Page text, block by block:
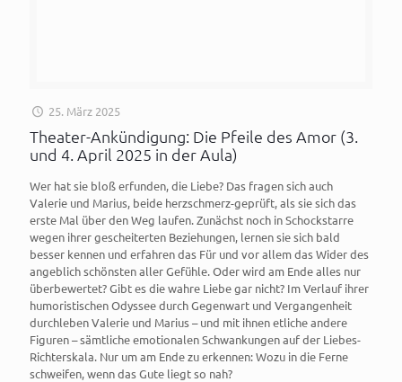
25. März 2025
Theater-Ankündigung: Die Pfeile des Amor (3.
und 4. April 2025 in der Aula)
Wer hat sie bloß erfunden, die Liebe? Das fragen sich auch
Valerie und Marius, beide herzschmerz-geprüft, als sie sich das
erste Mal über den Weg laufen. Zunächst noch in Schockstarre
wegen ihrer gescheiterten Beziehungen, lernen sie sich bald
besser kennen und erfahren das Für und vor allem das Wider des
angeblich schönsten aller Gefühle. Oder wird am Ende alles nur
überbewertet? Gibt es die wahre Liebe gar nicht? Im Verlauf ihrer
humoristischen Odyssee durch Gegenwart und Vergangenheit
durchleben Valerie und Marius – und mit ihnen etliche andere
Figuren – sämtliche emotionalen Schwankungen auf der Liebes-
Richterskala. Nur um am Ende zu erkennen: Wozu in die Ferne
schweifen, wenn das Gute liegt so nah?